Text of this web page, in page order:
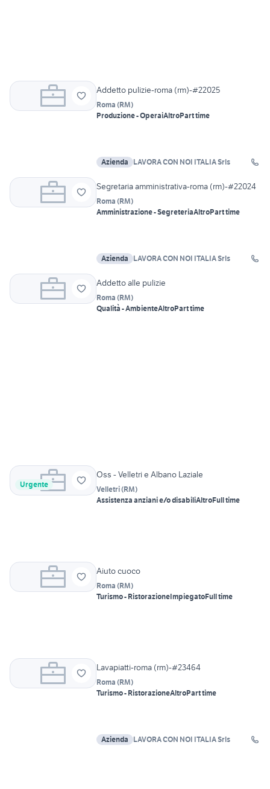
Addetto pulizie-roma (rm)-#22025
Roma (RM)
Produzione - OperaiAltroPart time
Azienda LAVORA CON NOI ITALIA Srls
Segretaria amministrativa-roma (rm)-#22024
Roma (RM)
Amministrazione - SegreteriaAltroPart time
Azienda LAVORA CON NOI ITALIA Srls
Addetto alle pulizie
Roma (RM)
Qualità - AmbienteAltroPart time
Urgente
Oss - Velletri e Albano Laziale
Velletri(RM)
Assistenza anziani e/o disabiliAltroFull time
Aiuto cuoco
Roma (RM)
Turismo - RistorazioneImpiegatoFull time
Lavapiatti-roma (rm)-#23464
Roma (RM)
Turismo - RistorazioneAltroPart time
Azienda LAVORA CON NOI ITALIA Srls